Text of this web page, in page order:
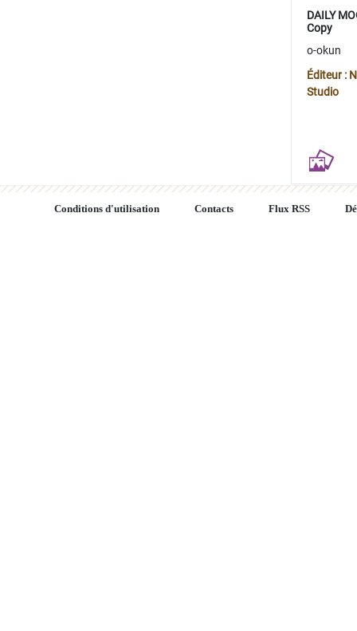
DAILY
Copy
o-okun
Éditeur :
Studio
Conditions d'utilisation Contacts Flux RSS